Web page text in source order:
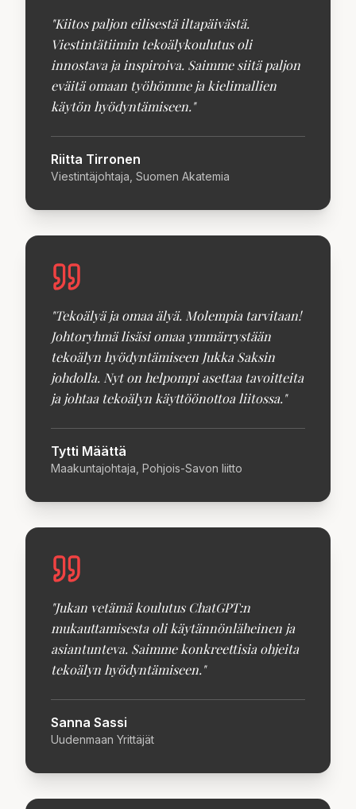
"Kiitos paljon eilisestä iltapäivästä.
Viestintätiimin tekoälykoulutus oli
innostava ja inspiroiva. Saimme siitä paljon
eväitä omaan työhömme ja kielimallien
käytön hyödyntämiseen."
Riitta Tirronen
Viestintäjohtaja, Suomen Akatemia
"Tekoälyä ja omaa älyä. Molempia tarvitaan!
Johtoryhmä lisäsi omaa ymmärrystään
tekoälyn hyödyntämiseen Jukka Saksin
johdolla. Nyt on helpompi asettaa tavoitteita
ja johtaa tekoälyn käyttöönottoa liitossa."
Tytti Määttä
Maakuntajohtaja, Pohjois-Savon liitto
"Jukan vetämä koulutus ChatGPT:n
mukauttamisesta oli käytännönläheinen ja
asiantunteva. Saimme konkreettisia ohjeita
tekoälyn hyödyntämiseen."
Sanna Sassi
Uudenmaan Yrittäjät